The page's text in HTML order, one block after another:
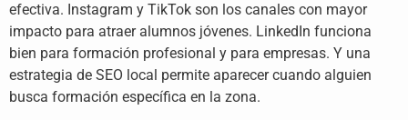
efectiva. Instagram y TikTok son los canales con mayor
impacto para atraer alumnos jóvenes. LinkedIn funciona
bien para formación profesional y para empresas. Y una
estrategia de SEO local permite aparecer cuando alguien
busca formación específica en la zona.